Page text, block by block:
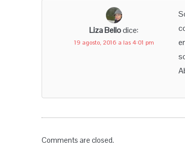
Liza Bellodice:
19 agosto, 2016 a las 4:01 pm
Comments are closed.